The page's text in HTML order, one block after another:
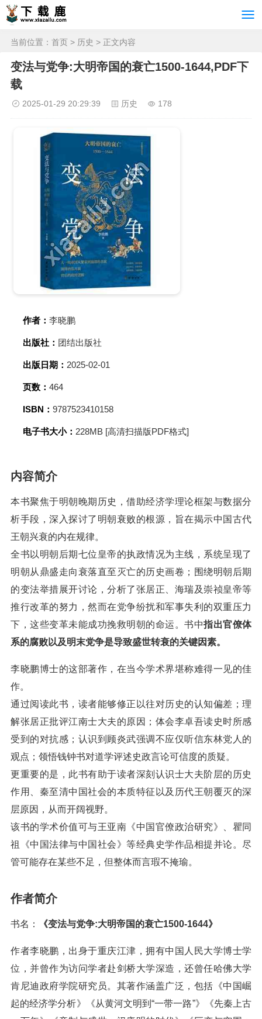
当前位置： 首页 > 历史 > 正文内容
变法与党争:大明帝国的衰亡1500-1644,PDF下
载
2025-01-29 20:29:39 历史 178
作者： 李晓鹏
出版社： 团结出版社
出版日期： 2025-02-01
页数： 464
ISBN： 9787523410158
电子书大小： 228MB [高清扫描版PDF格式]
内容简介
本书聚焦于明朝晚期历史，借助经济学理论框架与数据分
析手段，深入探讨了明朝衰败的根源，旨在揭示中国古代
王朝兴衰的内在规律。
全书以明朝后期七位皇帝的执政情况为主线，系统呈现了
明朝从鼎盛走向衰落直至灭亡的历史画卷；围绕明朝后期
的变法举措展开讨论，分析了张居正、海瑞及崇祯皇帝等
推行改革的努力，然而在党争纷扰和军事失利的双重压力
下，这些变革未能成功挽救明朝的命运。书中指出官僚体
系的腐败以及明末党争是导致盛世转衰的关键因素。
李晓鹏博士的这部著作，在当今学术界堪称难得一见的佳
作。
通过阅读此书，读者能够修正以往对历史的认知偏差；理
解张居正批评江南士大夫的原因；体会李卓吾读史时所感
受到的对抗感；认识到顾炎武强调不应仅听信东林党人的
观点；领悟钱钟书对道学评述史政言论可信度的质疑。
更重要的是，此书有助于读者深刻认识士大夫阶层的历史
作用、秦至清中国社会的本质特征以及历代王朝覆灭的深
层原因，从而开阔视野。
该书的学术价值可与王亚南《中国官僚政治研究》、瞿同
祖《中国法律与中国社会》等经典史学作品相提并论。尽
管可能存在某些不足，但整体而言瑕不掩瑜。
作者简介
书名： 《变法与党争:大明帝国的衰亡1500-1644》
作者李晓鹏，出身于重庆江津，拥有中国人民大学博士学
位，并曾作为访问学者赴剑桥大学深造，还曾任哈佛大学
肯尼迪政府学院研究员。其著作涵盖广泛，包括《中国崛
起的经济学分析》《从黄河文明到“一带一路”》《先秦上古